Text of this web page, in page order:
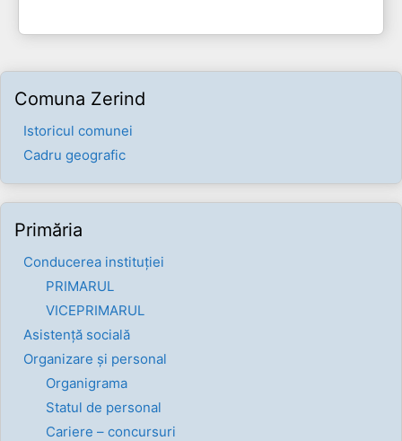
Comuna Zerind
Istoricul comunei
Cadru geografic
Primăria
Conducerea instituției
PRIMARUL
VICEPRIMARUL
Asistență socială
Organizare și personal
Organigrama
Statul de personal
Cariere – concursuri